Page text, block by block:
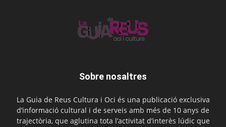
Sobre nosaltres
La Guia de Reus Cultura i Oci és una publicació exclusiva
d’informació cultural i de serveis amb més de 10 anys de
trajectòria, que aglutina tota l’activitat d’interès lúdic que